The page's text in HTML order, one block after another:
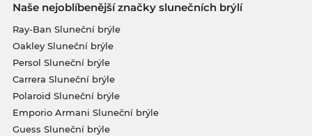
Naše nejoblíbenější značky slunečních brýlí
Ray-Ban Sluneční brýle
Oakley Sluneční brýle
Persol Sluneční brýle
Carrera Sluneční brýle
Polaroid Sluneční brýle
Emporio Armani Sluneční brýle
Guess Sluneční brýle